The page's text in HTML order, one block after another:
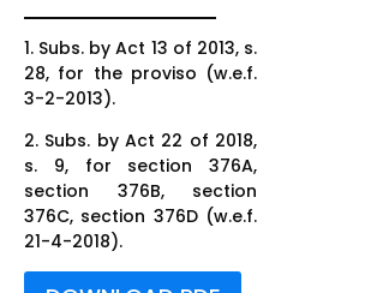
1. Subs. by Act 13 of 2013, s.
28, for the proviso (w.e.f.
3-2-2013).
2. Subs. by Act 22 of 2018,
s. 9, for section 376A,
section 376B, section
376C, section 376D (w.e.f.
21-4-2018).